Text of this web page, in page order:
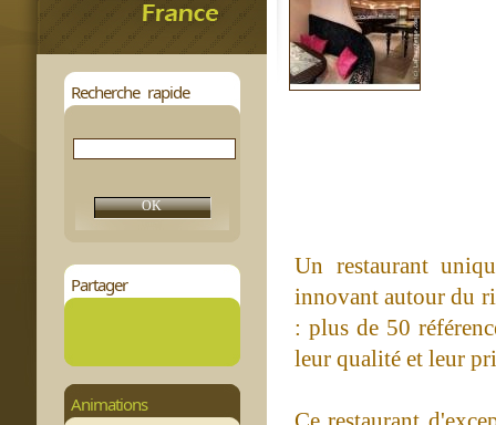
Recherche rapide
Partager
Animations
Un restaurant
innovant autour du
: plus de 50
leur qualité et leur